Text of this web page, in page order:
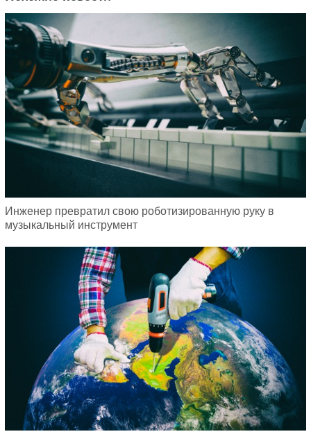
Инженер превратил свою роботизированную руку в
музыкальный инструмент